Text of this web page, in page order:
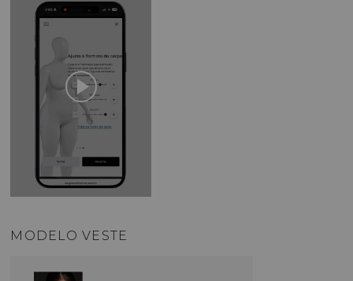
MODELO VESTE